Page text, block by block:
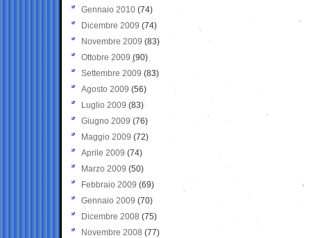
Gennaio 2010 (74)
Dicembre 2009 (74)
Novembre 2009 (83)
Ottobre 2009 (90)
Settembre 2009 (83)
Agosto 2009 (56)
Luglio 2009 (83)
Giugno 2009 (76)
Maggio 2009 (72)
Aprile 2009 (74)
Marzo 2009 (50)
Febbraio 2009 (69)
Gennaio 2009 (70)
Dicembre 2008 (75)
Novembre 2008 (77)